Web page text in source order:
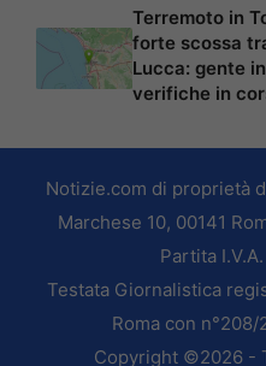
Terremoto in
forte scossa
Lucca: gente
verifiche in
Notizie.com di proprietà
Marchese 10, 00141
Partita
Testata Giornalistica
Roma con n°208/
Copyright ©2026 -